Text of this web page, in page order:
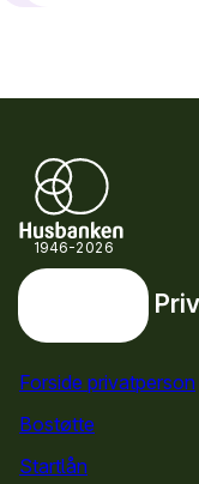
1946-2026
Forside privatperson
Bostøtte
Startlån